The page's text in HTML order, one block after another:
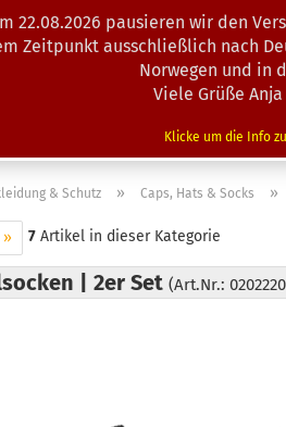
pausieren wir den
Zeitpunkt ausschließlich nach
Norwegen und in
Viele Grüße
Klicke um die Info
AUSRÜSTUNG
& Schutz » Caps, Hats & Socks »
7 Artikel in dieser Kategorie
| 2er Set (Art.Nr.: